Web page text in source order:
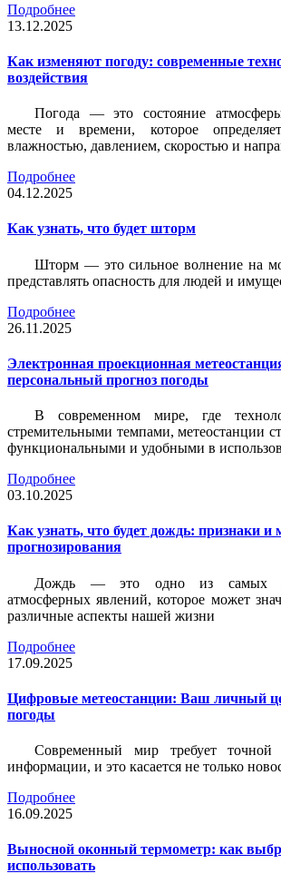
Подробнее
13.12.2025
Как изменяют погоду: современные
воздействия
Погода — это состояние
месте и времени, которое
влажностью, давлением, скоростью и
Подробнее
04.12.2025
Как узнать, что будет шторм
Шторм — это сильное волнение на
представлять опасность для людей и
Подробнее
26.11.2025
Электронная проекционная
персональный прогноз погоды
В современном мире, где
стремительными темпами, метеостанции
функциональными и удобными в
Подробнее
03.10.2025
Как узнать, что будет дождь: признаки и
прогнозирования
Дождь — это одно из самых
атмосферных явлений, которое может
различные аспекты нашей жизни
Подробнее
17.09.2025
Цифровые метеостанции: Ваш личный
погоды
Современный мир требует точной
информации, и это касается не только
Подробнее
16.09.2025
Выносной оконный термометр: как
использовать